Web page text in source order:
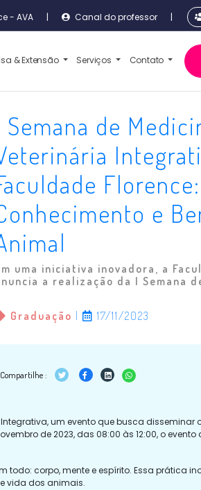
- AVA | Canal do professor |
& Extensão Serviços Contato
Semana de
e
uma iniciativa inovadora, a
a realização da I Semana
Graduação 17/11/2023
Compartilhe :
um evento que busca disseminar
de 2023, das 08:00 às 12:00, o evento
corpo, mente e espírito. Essa prática
vida dos animais.